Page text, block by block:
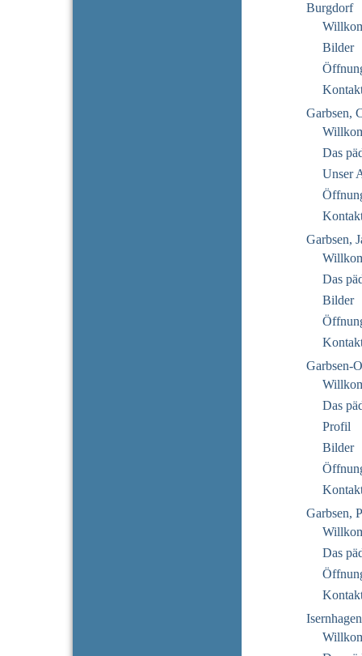
Burgdorf
Bilder
Garbsen,
Das
Unser
Garbsen,
Das
Bilder
Garbsen-
Das
Profil
Bilder
Garbsen,
Das